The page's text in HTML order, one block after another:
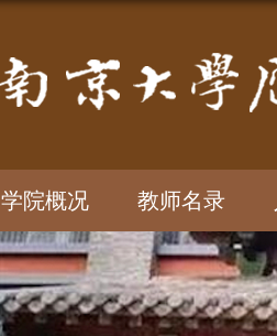
学院概况 教师名录